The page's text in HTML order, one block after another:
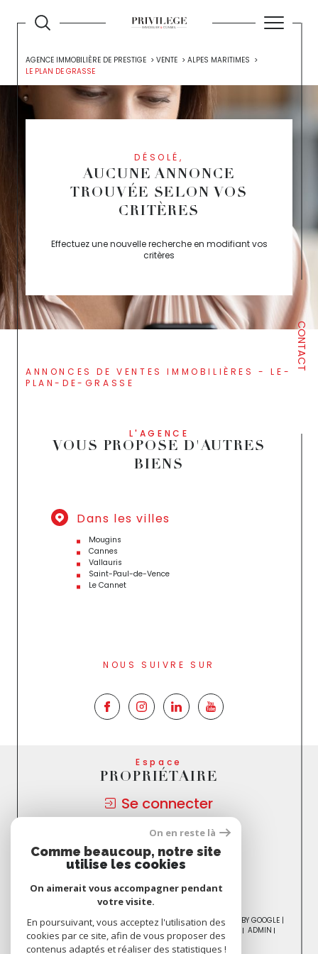
CONTACT
AGENCE IMMOBILIÈRE DE PRESTIGE VENTE
ALPES MARITIMES
LE PLAN DE GRASSE
DÉSOLÉ,
AUCUNE ANNONCE
TROUVÉE SELON VOS
CRITÈRES
Effectuez une nouvelle recherche en modifiant vos
critères
ANNONCES DE VENTES IMMOBILIÈRES - LE-
PLAN-DE-GRASSE
L'AGENCE
VOUS PROPOSE D'AUTRES
BIENS
Dans les villes
Mougins
Cannes
Vallauris
Saint-Paul-de-Vence
Le Cannet
NOUS SUIVRE SUR
Espace
PROPRIÉTAIRE
Se connecter
Nous
ADHÉRONS
© 2026 | TOUS DROITS RÉSERVÉS | TRADUCTION POWERED BY GOOGLE |
NOS HONORAIRES
PLAN DU SITE MENTIONS LÉGALES
ADMIN
NOS PARTENAIRES
POLITIQUE RGPD COOKIES
On en reste là
Comme beaucoup, notre site
utilise les cookies
On aimerait vous accompagner pendant
votre visite.
En poursuivant, vous acceptez l'utilisation des
cookies par ce site, afin de vous proposer des
contenus adaptés et réaliser des statistiques !